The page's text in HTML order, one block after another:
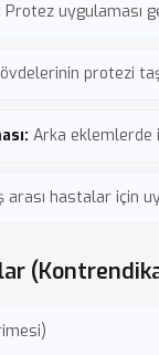
Protez uygulaması
protezi
Arka eklemlerde
arası hastalar için